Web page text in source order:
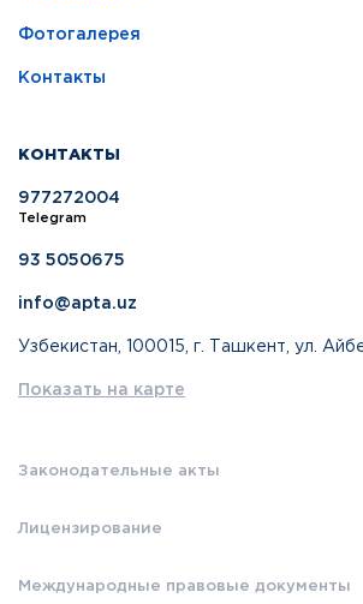
Фотогалерея
Контакты
КОНТАКТЫ
977272004
Telegram
93 5050675
info@apta.uz
Узбекистан, 100015, г. Ташкент, ул.
Показать на карте
Законодательные акты
Лицензирование
Международные правовые документы